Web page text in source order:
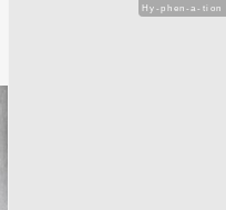
Hy-phen-a-tion